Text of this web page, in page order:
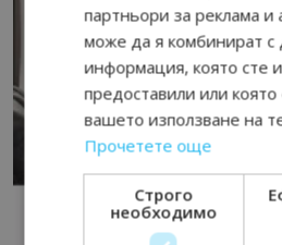
партньори за реклама и
може да я комбинират с
информация, която сте
предоставили или която
вашето използване на
Прочетете още
Строго
необходимо